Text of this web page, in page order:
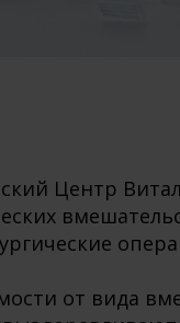
Центр
от вида